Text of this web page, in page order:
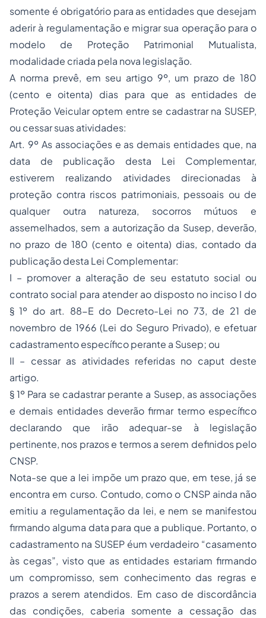
somente é obrigatório para as entidades que desejam
aderir à regulamentação e migrar sua operação para o
modelo de Proteção Patrimonial Mutualista,
modalidade criada pela nova legislação.
A norma prevê, em seu artigo 9º, um prazo de 180
(cento e oitenta) dias para que as entidades de
Proteção Veicular optem entre se cadastrar na SUSEP,
ou cessar suas atividades:
Art. 9º As associações e as demais entidades que, na
data de publicação desta Lei Complementar,
estiverem realizando atividades direcionadas à
proteção contra riscos patrimoniais, pessoais ou de
qualquer outra natureza, socorros mútuos e
assemelhados, sem a autorização da Susep, deverão,
no prazo de 180 (cento e oitenta) dias, contado da
publicação desta Lei Complementar:
I – promover a alteração de seu estatuto social ou
contrato social para atender ao disposto no inciso I do
§ 1º do art. 88-E do Decreto-Lei no 73, de 21 de
novembro de 1966 (Lei do Seguro Privado), e efetuar
cadastramento específico perante a Susep; ou
II – cessar as atividades referidas no caput deste
artigo.
§ 1º Para se cadastrar perante a Susep, as associações
e demais entidades deverão firmar termo específico
declarando que irão adequar-se à legislação
pertinente, nos prazos e termos a serem definidos pelo
CNSP.
Nota-se que a lei impõe um prazo que, em tese, já se
encontra em curso. Contudo, como o CNSP ainda não
emitiu a regulamentação da lei, e nem se manifestou
firmando alguma data para que a publique. Portanto, o
cadastramento na SUSEP éum verdadeiro “casamento
às cegas”, visto que as entidades estariam firmando
um compromisso, sem conhecimento das regras e
prazos a serem atendidos. Em caso de discordância
das condições, caberia somente a cessação das